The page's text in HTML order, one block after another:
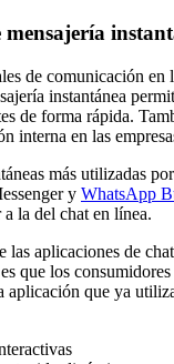
mensajería
de comunicación en
instantánea
de forma rápida.
interna en las
más utilizadas
y WhatsApp
la del chat en línea.
las aplicaciones de
que los
aplicación que ya